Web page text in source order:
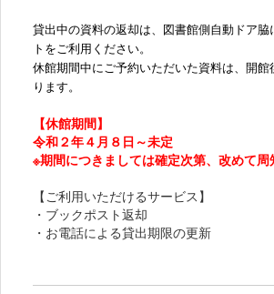
貸出中の資料の返却は、図書館側自動ドア脇
トをご利用ください。
休館期間中にご予約いただいた資料は、開館
ります。
【休館期間】
令和２年４月８日～未定
※期間につきましては確定次第、改めて周
【ご利用いただけるサービス】
・ブックポスト返却
・お電話による貸出期限の更新